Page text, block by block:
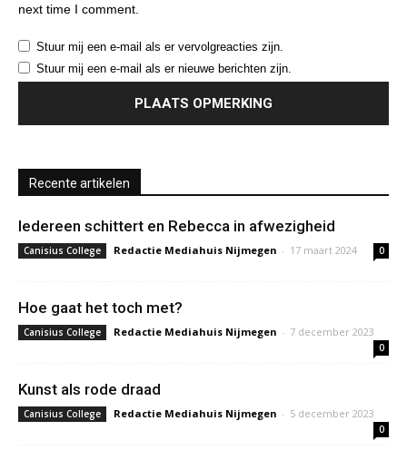
next time I comment.
Stuur mij een e-mail als er vervolgreacties zijn.
Stuur mij een e-mail als er nieuwe berichten zijn.
Recente artikelen
Iedereen schittert en Rebecca in afwezigheid
Canisius College Redactie Mediahuis Nijmegen - 17 maart 2024 0
Hoe gaat het toch met?
Canisius College Redactie Mediahuis Nijmegen - 7 december 2023
0
Kunst als rode draad
Canisius College Redactie Mediahuis Nijmegen - 5 december 2023
0